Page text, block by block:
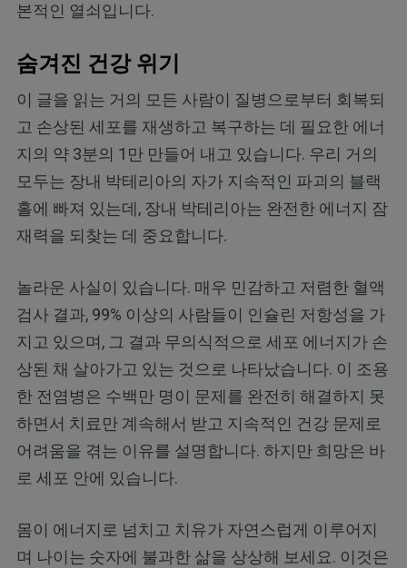
본적인 열쇠입니다.
숨겨진 건강 위기
이 글을 읽는 거의 모든 사람이 질병으로부터 회복되
고 손상된 세포를 재생하고 복구하는 데 필요한 에너
지의 약 3분의 1만 만들어 내고 있습니다. 우리 거의
모두는 장내 박테리아의 자가 지속적인 파괴의 블랙
홀에 빠져 있는데, 장내 박테리아는 완전한 에너지 잠
재력을 되찾는 데 중요합니다.
놀라운 사실이 있습니다. 매우 민감하고 저렴한 혈액
검사 결과, 99% 이상의 사람들이 인슐린 저항성을 가
지고 있으며, 그 결과 무의식적으로 세포 에너지가 손
상된 채 살아가고 있는 것으로 나타났습니다. 이 조용
한 전염병은 수백만 명이 문제를 완전히 해결하지 못
하면서 치료만 계속해서 받고 지속적인 건강 문제로
어려움을 겪는 이유를 설명합니다. 하지만 희망은 바
로 세포 안에 있습니다.
몸이 에너지로 넘치고 치유가 자연스럽게 이루어지
며 나이는 숫자에 불과한 삶을 상상해 보세요. 이것은